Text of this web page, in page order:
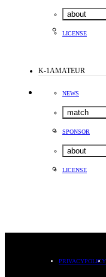
about
LICENSE
K-1AMATEUR
NEWS
match
SPONSOR
about
LICENSE
PRIVACYPOLICY